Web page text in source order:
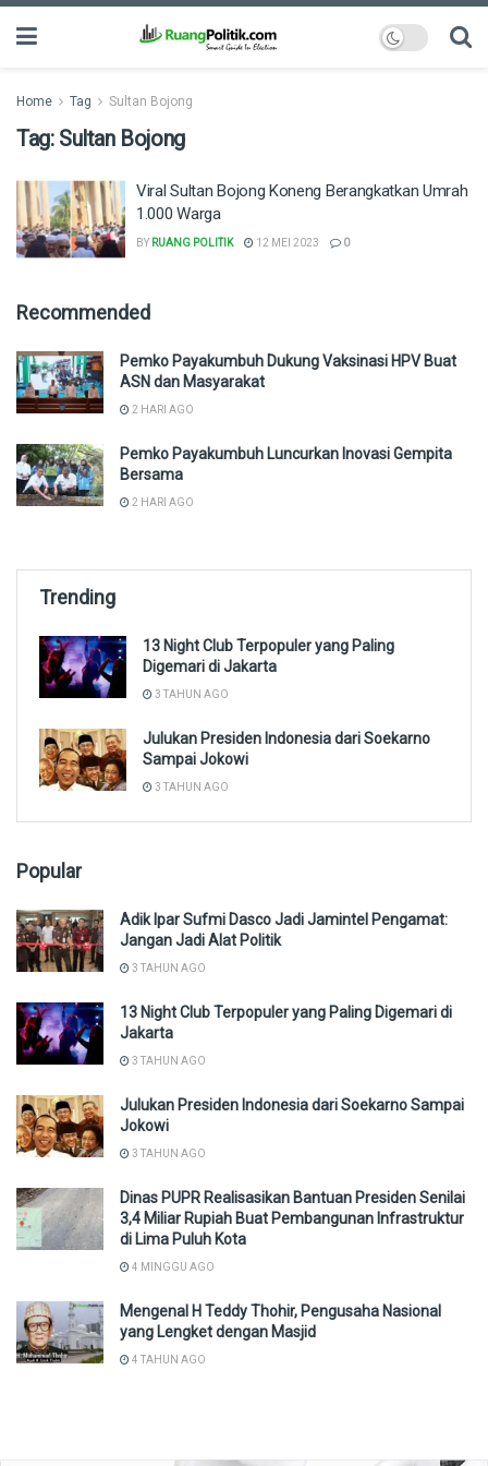
Home Tag Sultan Bojong
Tag: Sultan Bojong
Viral Sultan Bojong Koneng Berangkatkan Umrah
1.000 Warga
BY RUANG POLITIK 12 MEI 2023 0
Recommended
Pemko Payakumbuh Dukung Vaksinasi HPV Buat
ASN dan Masyarakat
2 HARI AGO
Pemko Payakumbuh Luncurkan Inovasi Gempita
Bersama
2 HARI AGO
Trending
13 Night Club Terpopuler yang Paling
Digemari di Jakarta
3 TAHUN AGO
Julukan Presiden Indonesia dari Soekarno
Sampai Jokowi
3 TAHUN AGO
Popular
Adik Ipar Sufmi Dasco Jadi Jamintel Pengamat:
Jangan Jadi Alat Politik
3 TAHUN AGO
13 Night Club Terpopuler yang Paling Digemari di
Jakarta
3 TAHUN AGO
Julukan Presiden Indonesia dari Soekarno Sampai
Jokowi
3 TAHUN AGO
Dinas PUPR Realisasikan Bantuan Presiden Senilai
3,4 Miliar Rupiah Buat Pembangunan Infrastruktur
di Lima Puluh Kota
4 MINGGU AGO
Mengenal H Teddy Thohir, Pengusaha Nasional
yang Lengket dengan Masjid
4 TAHUN AGO